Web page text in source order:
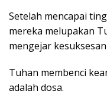
Setelah mencapai
mereka melupakan
mengejar
Tuhan membenci
adalah dosa.